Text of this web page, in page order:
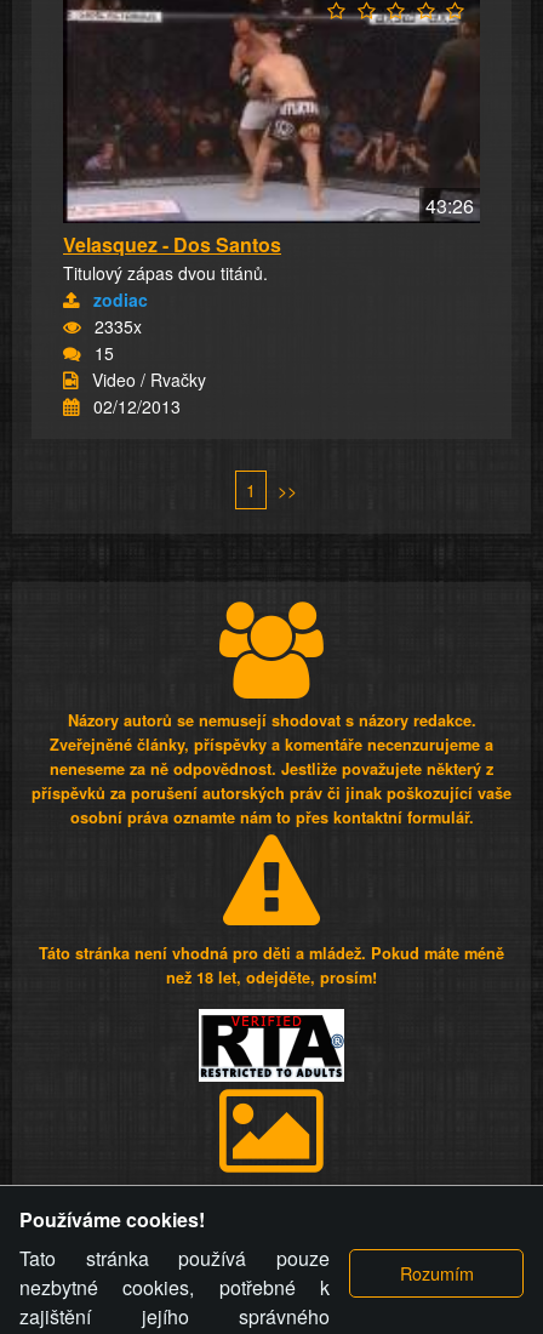
43:26
Velasquez - Dos Santos
Titulový zápas dvou titánů.
zodiac
2335x
15
Video / Rvačky
02/12/2013
1 >>
Názory autorů se nemusejí shodovat s názory redakce.
Zveřejněné články, příspěvky a komentáře necenzurujeme a
neneseme za ně odpovědnost. Jestliže považujete některý z
příspěvků za porušení autorských práv či jinak poškozující vaše
osobní práva oznamte nám to přes kontaktní formulář.
Táto stránka není vhodná pro děti a mládež. Pokud máte méně
než 18 let, odejděte, prosím!
videa a komentáře. Osoba, které se toto opatření provozovatele
stránky týče, ani osoba, která umístila fotografii nebo video na
stránku, nemůže z důvodu odstranění fotografie, videa nebo
komentáře pro výše uvedenou okolnost uplatnit vůči
provozovateli stránky žádný nárok na náhradu škody nebo
Používáme cookies!
Tato stránka používá pouze
nezbytné cookies, potřebné k
zajištění jejího správného